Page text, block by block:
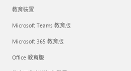
教育裝置
Microsoft Teams 教育版
Microsoft 365 教育版
Office 教育版